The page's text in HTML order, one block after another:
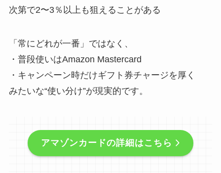
次第で2〜3％以上も狙えることがある
「常にどれが一番」ではなく、
・普段使いはAmazon Mastercard
・キャンペーン時だけギフト券チャージを厚く
みたいな“使い分け”が現実的です。
アマゾンカードの詳細はこちら